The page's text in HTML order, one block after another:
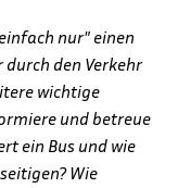
nur" einen
den Verkehr
wichtige
und betreue
ein Bus und wie
Wie